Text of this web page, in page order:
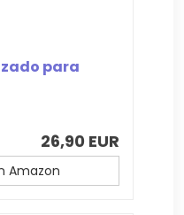
para
26,90 EUR
Amazon